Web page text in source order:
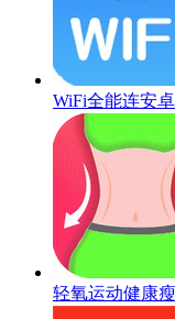
WiFi全能连安
轻氧运动健康